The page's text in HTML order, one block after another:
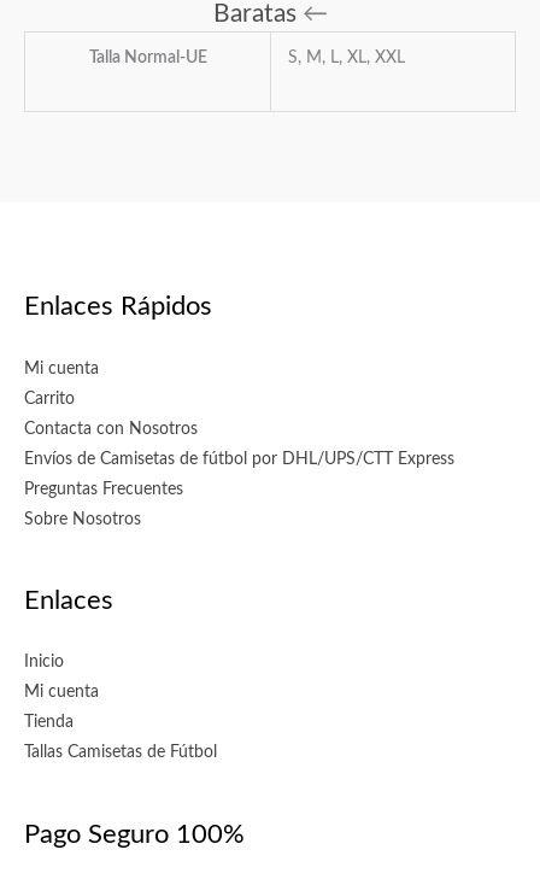
Baratas ←
Talla Normal-UE S, M, L, XL, XXL
Enlaces Rápidos
Mi cuenta
Carrito
Contacta con Nosotros
Envíos de Camisetas de fútbol por DHL/UPS/CTT Express
Preguntas Frecuentes
Sobre Nosotros
Enlaces
Inicio
Mi cuenta
Tienda
Tallas Camisetas de Fútbol
Pago Seguro 100%